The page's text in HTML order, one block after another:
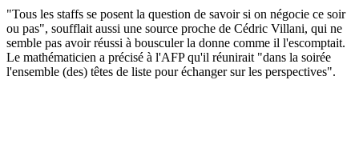
"Tous les staffs se posent la question de savoir si on négocie ce soir
ou pas", soufflait aussi une source proche de Cédric Villani, qui ne
semble pas avoir réussi à bousculer la donne comme il l'escomptait.
Le mathématicien a précisé à l'AFP qu'il réunirait "dans la soirée
l'ensemble (des) têtes de liste pour échanger sur les perspectives".